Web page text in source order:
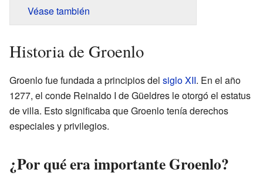
Véase también
Historia de Groenlo
Groenlo fue fundada a principios del siglo XII. En el año
1277, el conde Reinaldo I de Güeldres le otorgó el estatus
de villa. Esto significaba que Groenlo tenía derechos
especiales y privilegios.
¿Por qué era importante Groenlo?